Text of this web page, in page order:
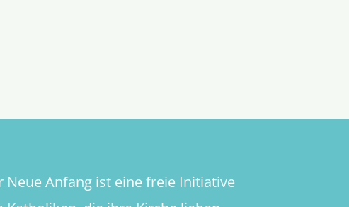
Neue Anfang ist eine freie Initiative